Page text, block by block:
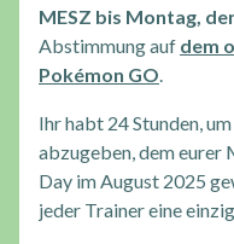
MESZ bis Montag,
Abstimmung auf dem
Pokémon GO.
Ihr habt 24 Stunden,
abzugeben, dem eurer
Day im August 2025
jeder Trainer eine